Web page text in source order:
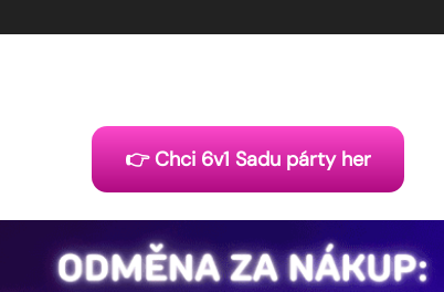
👉 Chci 6v1 Sadu párty her